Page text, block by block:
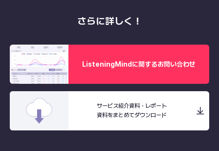
さらに詳しく！
ListeningMindに関するお問い合わせ
サービス紹介資料・レポート
資料をまとめてダウンロード